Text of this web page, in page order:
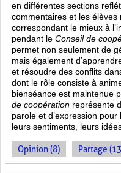
en différentes sections
commentaires et les
correspondant le mieux à
pendant le Conseil de
permet non seulement de
mais également
et résoudre des conflits
dont le rôle consiste à
bienséance est maintenue
de coopération représente
parole et d’expression
leurs sentiments, leurs
Opinion (8) Partage